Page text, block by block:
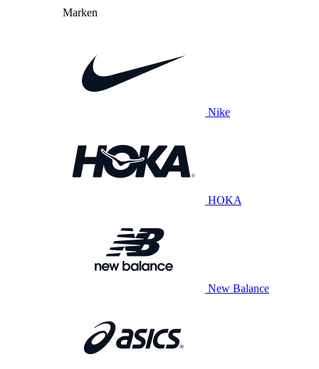
Marken
Nike
HOKA
New Balance